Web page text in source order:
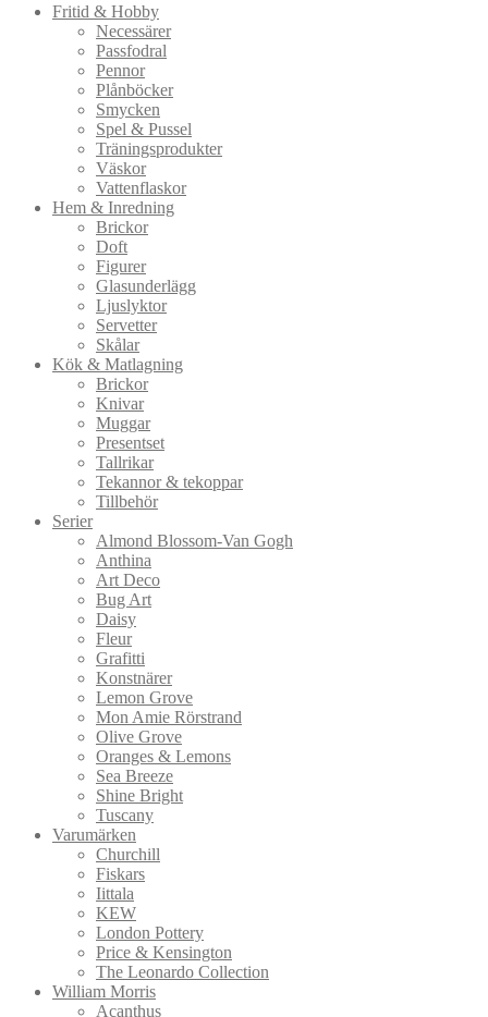
Fritid & Hobby
Necessärer
Passfodral
Pennor
Plånböcker
Smycken
Spel & Pussel
Träningsprodukter
Väskor
Vattenflaskor
Hem & Inredning
Brickor
Doft
Figurer
Glasunderlägg
Ljuslyktor
Servetter
Skålar
Kök & Matlagning
Brickor
Knivar
Muggar
Presentset
Tallrikar
Tekannor & tekoppar
Tillbehör
Serier
Almond Blossom-Van Gogh
Anthina
Art Deco
Bug Art
Daisy
Fleur
Grafitti
Konstnärer
Lemon Grove
Mon Amie Rörstrand
Olive Grove
Oranges & Lemons
Sea Breeze
Shine Bright
Tuscany
Varumärken
Churchill
Fiskars
Iittala
KEW
London Pottery
Price & Kensington
The Leonardo Collection
William Morris
Acanthus